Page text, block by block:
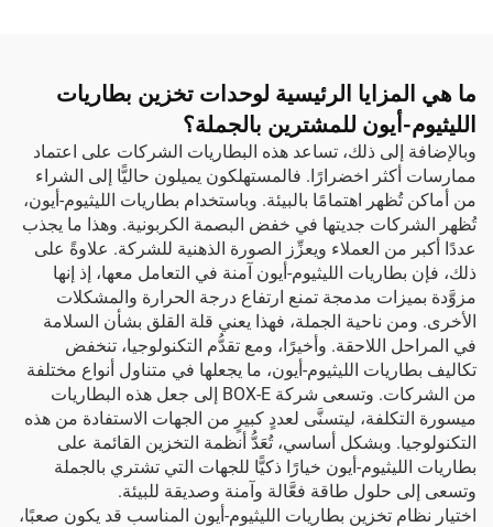
ما هي المزايا الرئيسية لوحدات تخزين بطاريات
الليثيوم-أيون للمشترين بالجملة؟
وبالإضافة إلى ذلك، تساعد هذه البطاريات الشركات على اعتماد
ممارسات أكثر اخضرارًا. فالمستهلكون يميلون حاليًّا إلى الشراء
من أماكن تُظهر اهتمامًا بالبيئة. وباستخدام بطاريات الليثيوم-أيون،
تُظهر الشركات جديتها في خفض البصمة الكربونية. وهذا ما يجذب
عددًا أكبر من العملاء ويعزِّز الصورة الذهنية للشركة. علاوةً على
ذلك، فإن بطاريات الليثيوم-أيون آمنة في التعامل معها، إذ إنها
مزوَّدة بميزات مدمجة تمنع ارتفاع درجة الحرارة والمشكلات
الأخرى. ومن ناحية الجملة، فهذا يعني قلة القلق بشأن السلامة
في المراحل اللاحقة. وأخيرًا، ومع تقدُّم التكنولوجيا، تنخفض
تكاليف بطاريات الليثيوم-أيون، ما يجعلها في متناول أنواع مختلفة
من الشركات. وتسعى شركة BOX-E إلى جعل هذه البطاريات
ميسورة التكلفة، ليتسنَّى لعددٍ كبيرٍ من الجهات الاستفادة من هذه
التكنولوجيا. وبشكل أساسي، تُعَدُّ أنظمة التخزين القائمة على
بطاريات الليثيوم-أيون خيارًا ذكيًّا للجهات التي تشتري بالجملة
وتسعى إلى حلول طاقة فعَّالة وآمنة وصديقة للبيئة.
اختيار نظام تخزين بطاريات الليثيوم-أيون المناسب قد يكون صعبًا،